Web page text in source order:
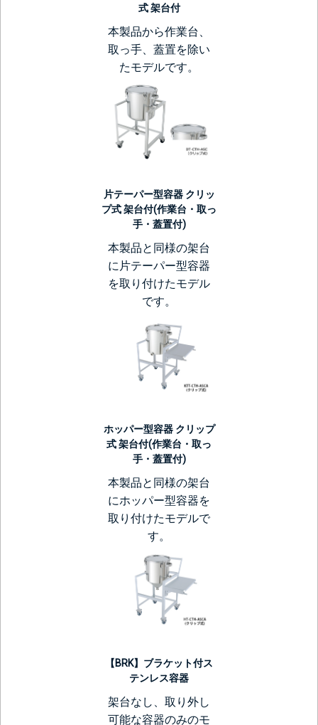
式 架台付
本製品から作業台、
取っ手、蓋置を除い
たモデルです。
片テーパー型容器 クリッ
プ式 架台付(作業台・取っ
手・蓋置付)
本製品と同様の架台
に片テーパー型容器
を取り付けたモデル
です。
ホッパー型容器 クリップ
式 架台付(作業台・取っ
手・蓋置付)
本製品と同様の架台
にホッパー型容器を
取り付けたモデルで
す。
【BRK】ブラケット付ス
テンレス容器
架台なし、取り外し
可能な容器のみのモ